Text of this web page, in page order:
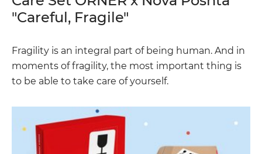
"Careful, Fragile"
Fragility is an integral part of being human. And in
moments of fragility, the most important thing is
to be able to take care of yourself.